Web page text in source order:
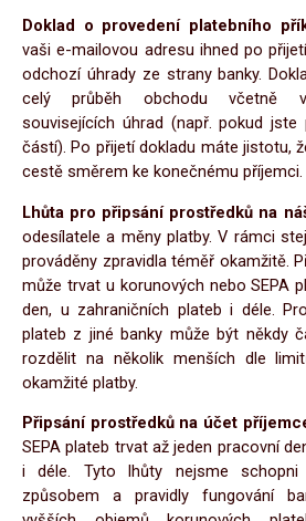
Doklad o provedení platebního
vaši e-mailovou adresu ihned po
odchozí úhrady ze strany banky.
celý průběh obchodu včetně
souvisejících úhrad (např. pokud jste
částí). Po přijetí dokladu máte jistotu,
cestě směrem ke konečnému příjemci.
Lhůta pro připsání prostředků na
odesílatele a měny platby. V rámci
prováděny zpravidla téměř okamžitě.
může trvat u korunových nebo SEPA
den, u zahraničních plateb i déle.
plateb z jiné banky může být někdy
rozdělit na několik menších dle
okamžité platby.
Připsání prostředků na účet
SEPA plateb trvat až jeden pracovní
i déle. Tyto lhůty nejsme
způsobem a pravidly fungování